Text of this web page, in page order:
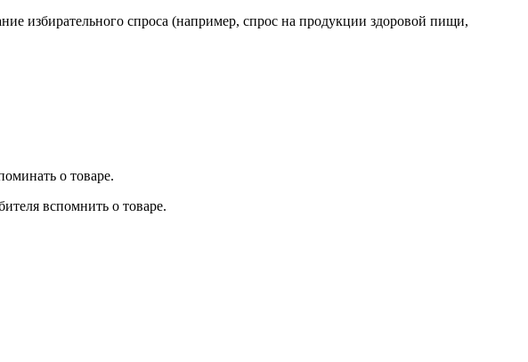
избирательного спроса (например, спрос на продукции здоровой пищи,
о товаре.
вспомнить о товаре.